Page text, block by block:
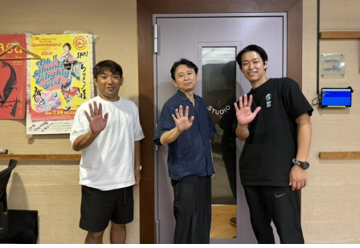
藤木：ブラジル戦で、前半は佐野海舟選手の素晴らしいイン
ターセプトからのゴールがありましたし、前半の終了間際に
は日本がボールを持つ時間もありました。しかし、後半に入
ってからブラジルが戦略を変えてきて、日本が一方的に押し
込まれてしまった。試合のなかで具体的な戦術が打ち出せな
かったと考えると、（選手のなかに）もう少し具体的な戦略
を示す人、ブレーンが必要なのかなと素人目には思ってしま
うのですが……。
福田：そういう見方も当然ありますし、それができれば一番
いいと思うのですが、森保監督は帰国後の会見で「戦術は後
出しジャンケンだ」と言っていたんです。どういうことかと
いうと、自分たちが変えたら相手がまた変えてくる、それに
対してまた変えていかなきゃならない。ベンチでその都度